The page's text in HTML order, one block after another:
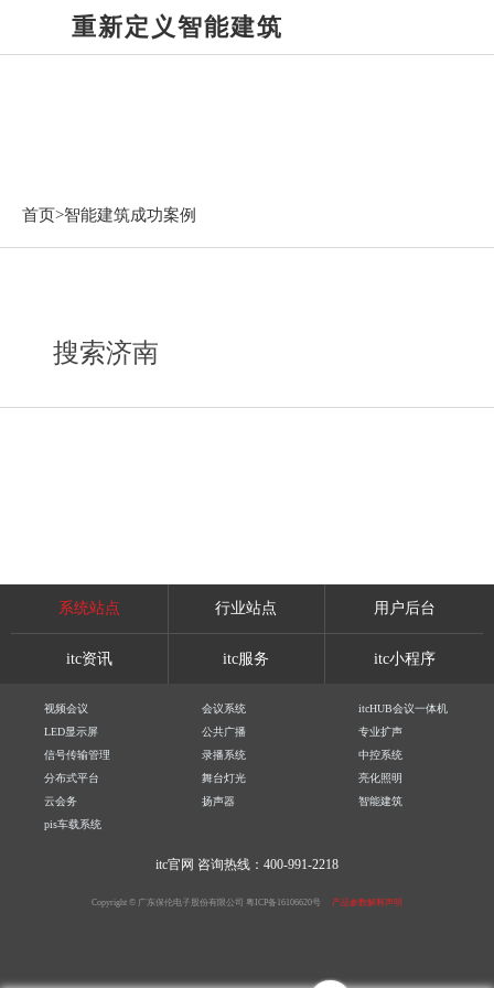
重新定义智能建筑
首页>智能建筑成功案例
搜索济南
系统站点 行业站点 用户后台
itc资讯 itc服务 itc小程序
视频会议 会议系统
itcHUB会议一体机
LED显示屏
公共广播
专业扩声
信号传输管理
录播系统
中控系统
分布式平台
舞台灯光
亮化照明
云会务
扬声器
智能建筑
pis车载系统
itc官网 咨询热线：400-991-2218
Copyright © 广东保伦电子股份有限公司 粤ICP备16106620号 产品参数解释声明